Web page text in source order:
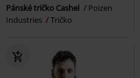
Pánské tričko Cashel
Poizen
Industries
Tričko